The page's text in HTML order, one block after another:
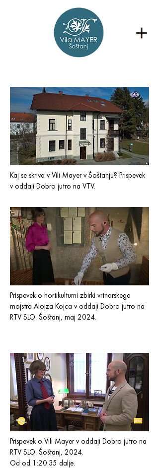
Kaj se skriva v Vili Mayer v Šoštanju? Prispevek
v oddaji Dobro jutro na VTV.
Prispevek o hortikulturni zbirki vrtnarskega
mojstra Alojza Kojca v oddaji Dobro jutro na
RTV SLO. Šoštanj, maj 2024.
Prispevek o Vili Mayer v oddaji Dobro jutro na
RTV SLO. Šoštanj, 2024.
Od od 1:20:35 dalje.